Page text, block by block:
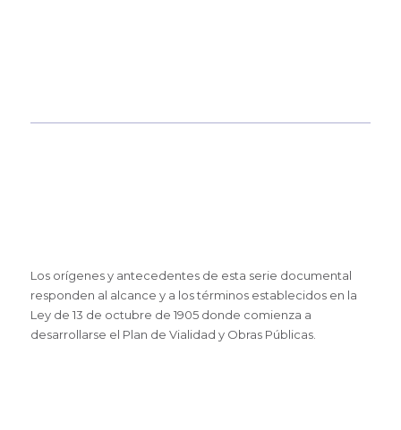
Los orígenes y antecedentes de esta serie documental
responden al alcance y a los términos establecidos en la
Ley de 13 de octubre de 1905 donde comienza a
desarrollarse el Plan de Vialidad y Obras Públicas.